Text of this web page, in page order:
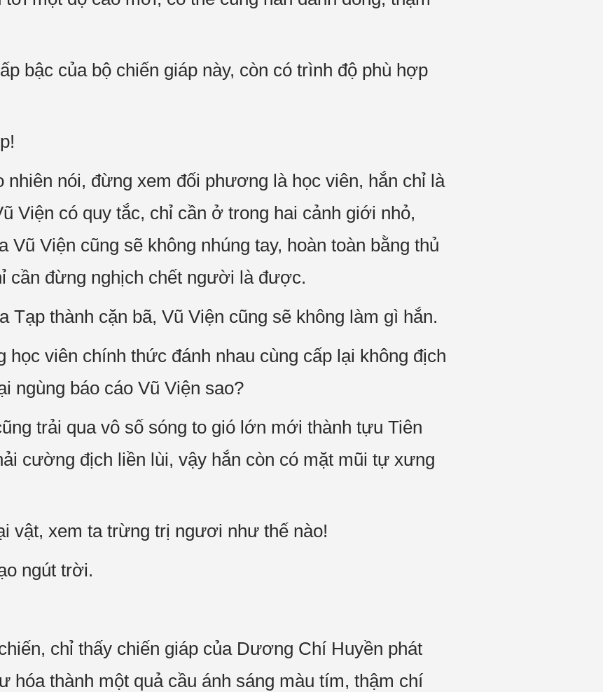
bậc của bộ chiến giáp này, còn có trình độ phù hợp
nói, đừng xem đối phương là học viên, hắn chỉ là
Viện có quy tắc, chỉ cần ở trong hai cảnh giới nhỏ,
Vũ Viện cũng sẽ không nhúng tay, hoàn toàn bằng thủ
cần đừng nghịch chết người là được.
Tạp thành cặn bã, Vũ Viện cũng sẽ không làm gì hắn.
viên chính thức đánh nhau cùng cấp lại không địch
ngùng báo cáo Vũ Viện sao?
trải qua vô số sóng to gió lớn mới thành tựu Tiên
cường địch liền lùi, vậy hắn còn có mặt mũi tự xưng
vật, xem ta trừng trị ngươi như thế nào!
ngút trời.
chỉ thấy chiến giáp của Dương Chí Huyền phát
hóa thành một quả cầu ánh sáng màu tím, thậm chí